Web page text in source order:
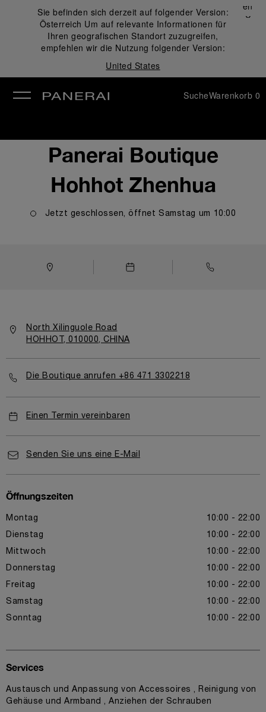
Sie befinden sich derzeit auf folgender Version:
Österreich Um auf relevante Informationen für
Ihren geografischen Standort zuzugreifen,
empfehlen wir die Nutzung folgender Version:
United States
Schließen
✕
SucheWarenkorb 0
Panerai Boutique
Hohhot Zhenhua
Jetzt geschlossen, öffnet Samstag um 10:00
North Xilinguole Road
HOHHOT, 010000, CHINA
Die Boutique anrufen +86 471 3302218
Einen Termin vereinbaren
Senden Sie uns eine E-Mail
Öffnungszeiten
Montag 10:00 - 22:00
Dienstag 10:00 - 22:00
Mittwoch 10:00 - 22:00
Donnerstag 10:00 - 22:00
Freitag 10:00 - 22:00
Samstag 10:00 - 22:00
Sonntag 10:00 - 22:00
Services
Austausch und Anpassung von Accessoires , Reinigung von
Gehäuse und Armband , Anziehen der Schrauben